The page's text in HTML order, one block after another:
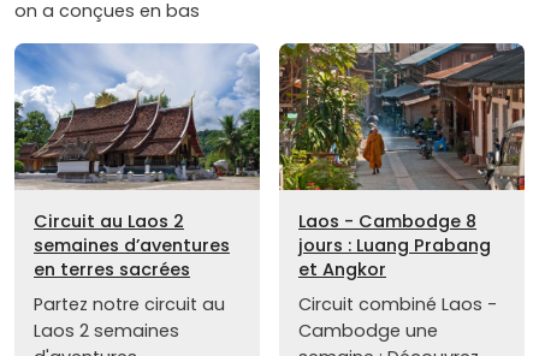
on a conçues en bas
Circuit au Laos 2
semaines d’aventures
en terres sacrées
Partez notre circuit au
Laos 2 semaines
Laos - Cambodge 8
jours : Luang Prabang
et Angkor
Circuit combiné Laos -
Cambodge une